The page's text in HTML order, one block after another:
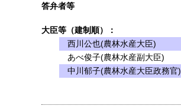
答弁者等
大臣等（建制順）：
西川公也(農林水産大臣)
あべ俊子(農林水産副大臣)
中川郁子(農林水産大臣政務官)